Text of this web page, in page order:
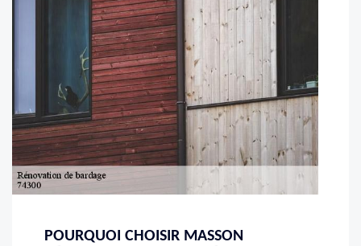
POURQUOI CHOISIR MASSON